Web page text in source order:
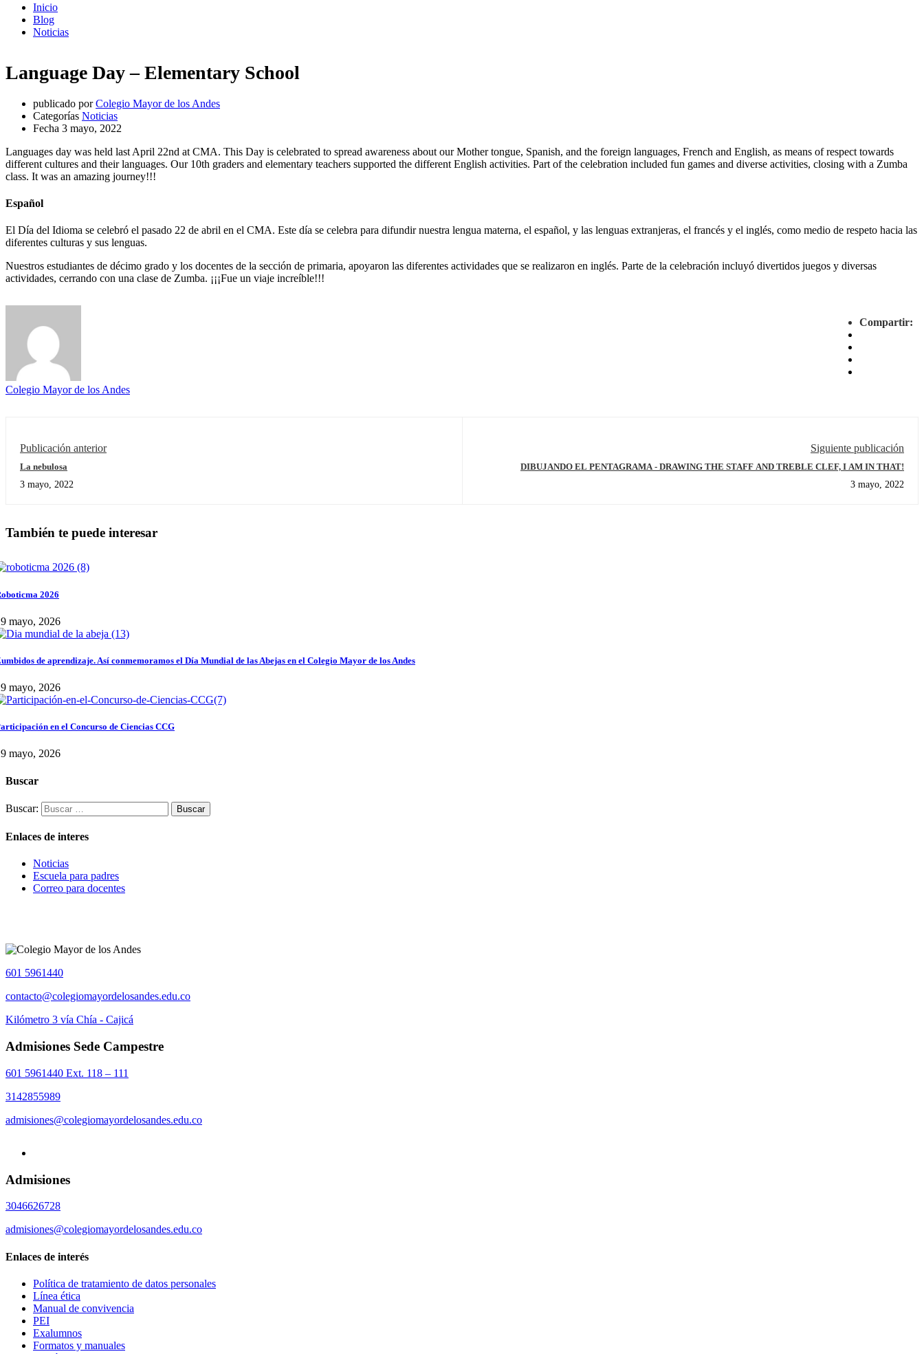
Inicio
Blog
Noticias
Language Day – Elementary School
publicado por Colegio Mayor de los Andes
Categorías Noticias
Fecha 3 mayo, 2022
Languages day was held last April 22nd at CMA. This Day is celebrated to spread awareness about our Mother tongue, Spanish, and the foreign languages, French and English, as means of respect towards
different cultures and their languages. Our 10th graders and elementary teachers supported the different English activities. Part of the celebration included fun games and diverse activities, closing with a Zumba
class. It was an amazing journey!!!
Español
El Día del Idioma se celebró el pasado 22 de abril en el CMA. Este día se celebra para difundir nuestra lengua materna, el español, y las lenguas extranjeras, el francés y el inglés, como medio de respeto hacia las
diferentes culturas y sus lenguas.
Nuestros estudiantes de décimo grado y los docentes de la sección de primaria, apoyaron las diferentes actividades que se realizaron en inglés. Parte de la celebración incluyó divertidos juegos y diversas
actividades, cerrando con una clase de Zumba. ¡¡¡Fue un viaje increíble!!!
Compartir:
Colegio Mayor de los Andes
Publicación anterior
La nebulosa
3 mayo, 2022
Siguiente publicación
DIBUJANDO EL PENTAGRAMA - DRAWING THE STAFF AND TREBLE CLEF, I AM IN THAT!
3 mayo, 2022
También te puede interesar
2026
mayo, 2026
de aprendizaje. Así conmemoramos el Día Mundial de las Abejas en el Colegio Mayor de los Andes
mayo, 2026
en el Concurso de Ciencias CCG
mayo, 2026
Buscar
Buscar:
Enlaces de interes
Noticias
Escuela para padres
Correo para docentes
601 5961440
contacto@colegiomayordelosandes.edu.co
Kilómetro 3 vía Chía - Cajicá
Admisiones Sede Campestre
601 5961440 Ext. 118 – 111
3142855989
admisiones@colegiomayordelosandes.edu.co
Admisiones
3046626728
admisiones@colegiomayordelosandes.edu.co
Enlaces de interés
Política de tratamiento de datos personales
Línea ética
Manual de convivencia
PEI
Exalumnos
Formatos y manuales